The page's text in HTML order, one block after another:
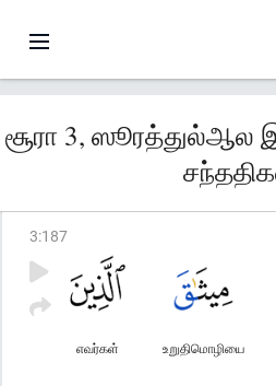
சூரா 3, ஸூரத்துல்ஆல
3:187
உறுதிமொழியை
எவர்கள்